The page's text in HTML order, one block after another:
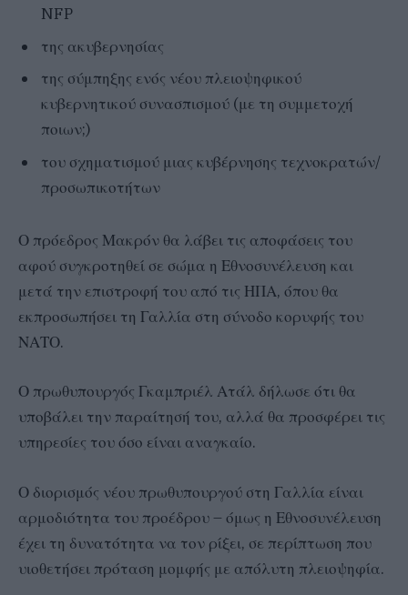
NFP
της ακυβερνησίας
της σύμπηξης ενός νέου πλειοψηφικού
κυβερνητικού συνασπισμού (με τη συμμετοχή
ποιων;)
του σχηματισμού μιας κυβέρνησης τεχνοκρατών/
προσωπικοτήτων
Ο πρόεδρος Μακρόν θα λάβει τις αποφάσεις του
αφού συγκροτηθεί σε σώμα η Εθνοσυνέλευση και
μετά την επιστροφή του από τις ΗΠΑ, όπου θα
εκπροσωπήσει τη Γαλλία στη σύνοδο κορυφής του
ΝΑΤΟ.
Ο πρωθυπουργός Γκαμπριέλ Ατάλ δήλωσε ότι θα
υποβάλει την παραίτησή του, αλλά θα προσφέρει τις
υπηρεσίες του όσο είναι αναγκαίο.
Ο διορισμός νέου πρωθυπουργού στη Γαλλία είναι
αρμοδιότητα του προέδρου – όμως η Εθνοσυνέλευση
έχει τη δυνατότητα να τον ρίξει, σε περίπτωση που
υιοθετήσει πρόταση μομφής με απόλυτη πλειοψηφία.